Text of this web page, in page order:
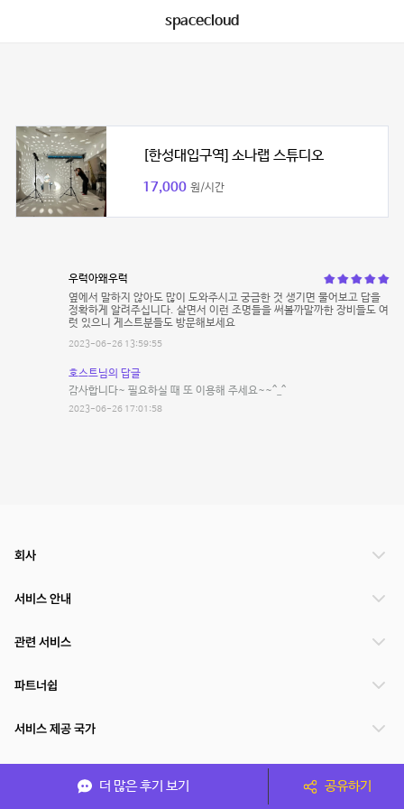
spacecloud
[한성대입구역] 소나랩 스튜디오
17,000 원/시간
우럭아왜우럭
옆에서 말하지 않아도 많이 도와주시고 궁금한 것 생기면 물어보고 답을
정확하게 알려주십니다. 살면서 이런 조명들을 써볼까말까한 장비들도 여
럿 있으니 게스트분들도 방문해보세요
2023-06-26 13:59:55
호스트님의 답글
감사합니다~ 필요하실 때 또 이용해 주세요~~^_^
2023-06-26 17:01:58
더 많은 후기 보기 공유하기
회사
서비스 안내
관련 서비스
파트너쉽
서비스 제공 국가
(주)NSPACE 사업자정보